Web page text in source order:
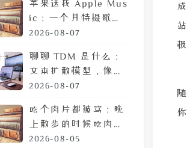
苹果送我 Apple Mus
ic：一个月特摄歌曲
搜索体验，让我果断
2026-08-07
聊聊 TDM 是什么：
文本扩散模型，像生
成图片一样生成文章
2026-08-07
吃个肉片都被骂：晚
上散步的时候吃肉
脯，遭陌生人鄙视的
2026-08-05